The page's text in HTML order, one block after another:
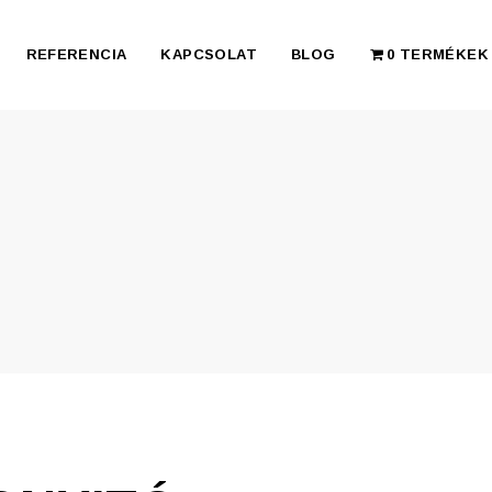
REFERENCIA KAPCSOLAT BLOG 0 TERMÉKEK